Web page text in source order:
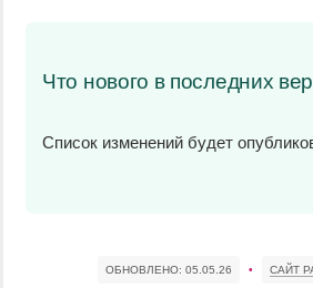
Что нового в последних
Список изменений будет
ОБНОВЛЕНО: 05.05.26 • САЙТ